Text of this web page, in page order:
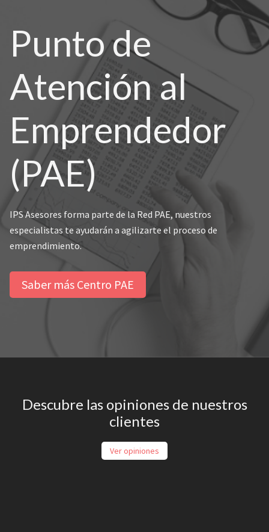
Punto de
Atención al
Emprendedor
(PAE)
IPS Asesores forma parte de la Red PAE, nuestros
especialistas te ayudarán a agilizarte el proceso de
emprendimiento.
Saber más Centro PAE
Descubre las opiniones de nuestros
clientes
Ver opiniones